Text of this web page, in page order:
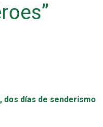
dos días de senderismo